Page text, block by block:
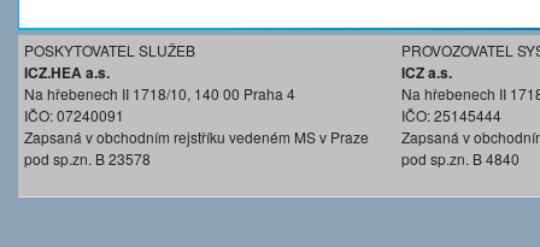
POSKYTOVATEL SLUŽEB
ICZ.HEA a.s.
Na hřebenech II 1718/10, 140 00 Praha 4
IČO: 07240091
Zapsaná v obchodním rejstříku vedeném MS v Praze
pod sp.zn. B 23578
PROVOZOVATEL
ICZ a.s.
Na hřebenech II
IČO: 25145444
Zapsaná v
pod sp.zn. B 4840